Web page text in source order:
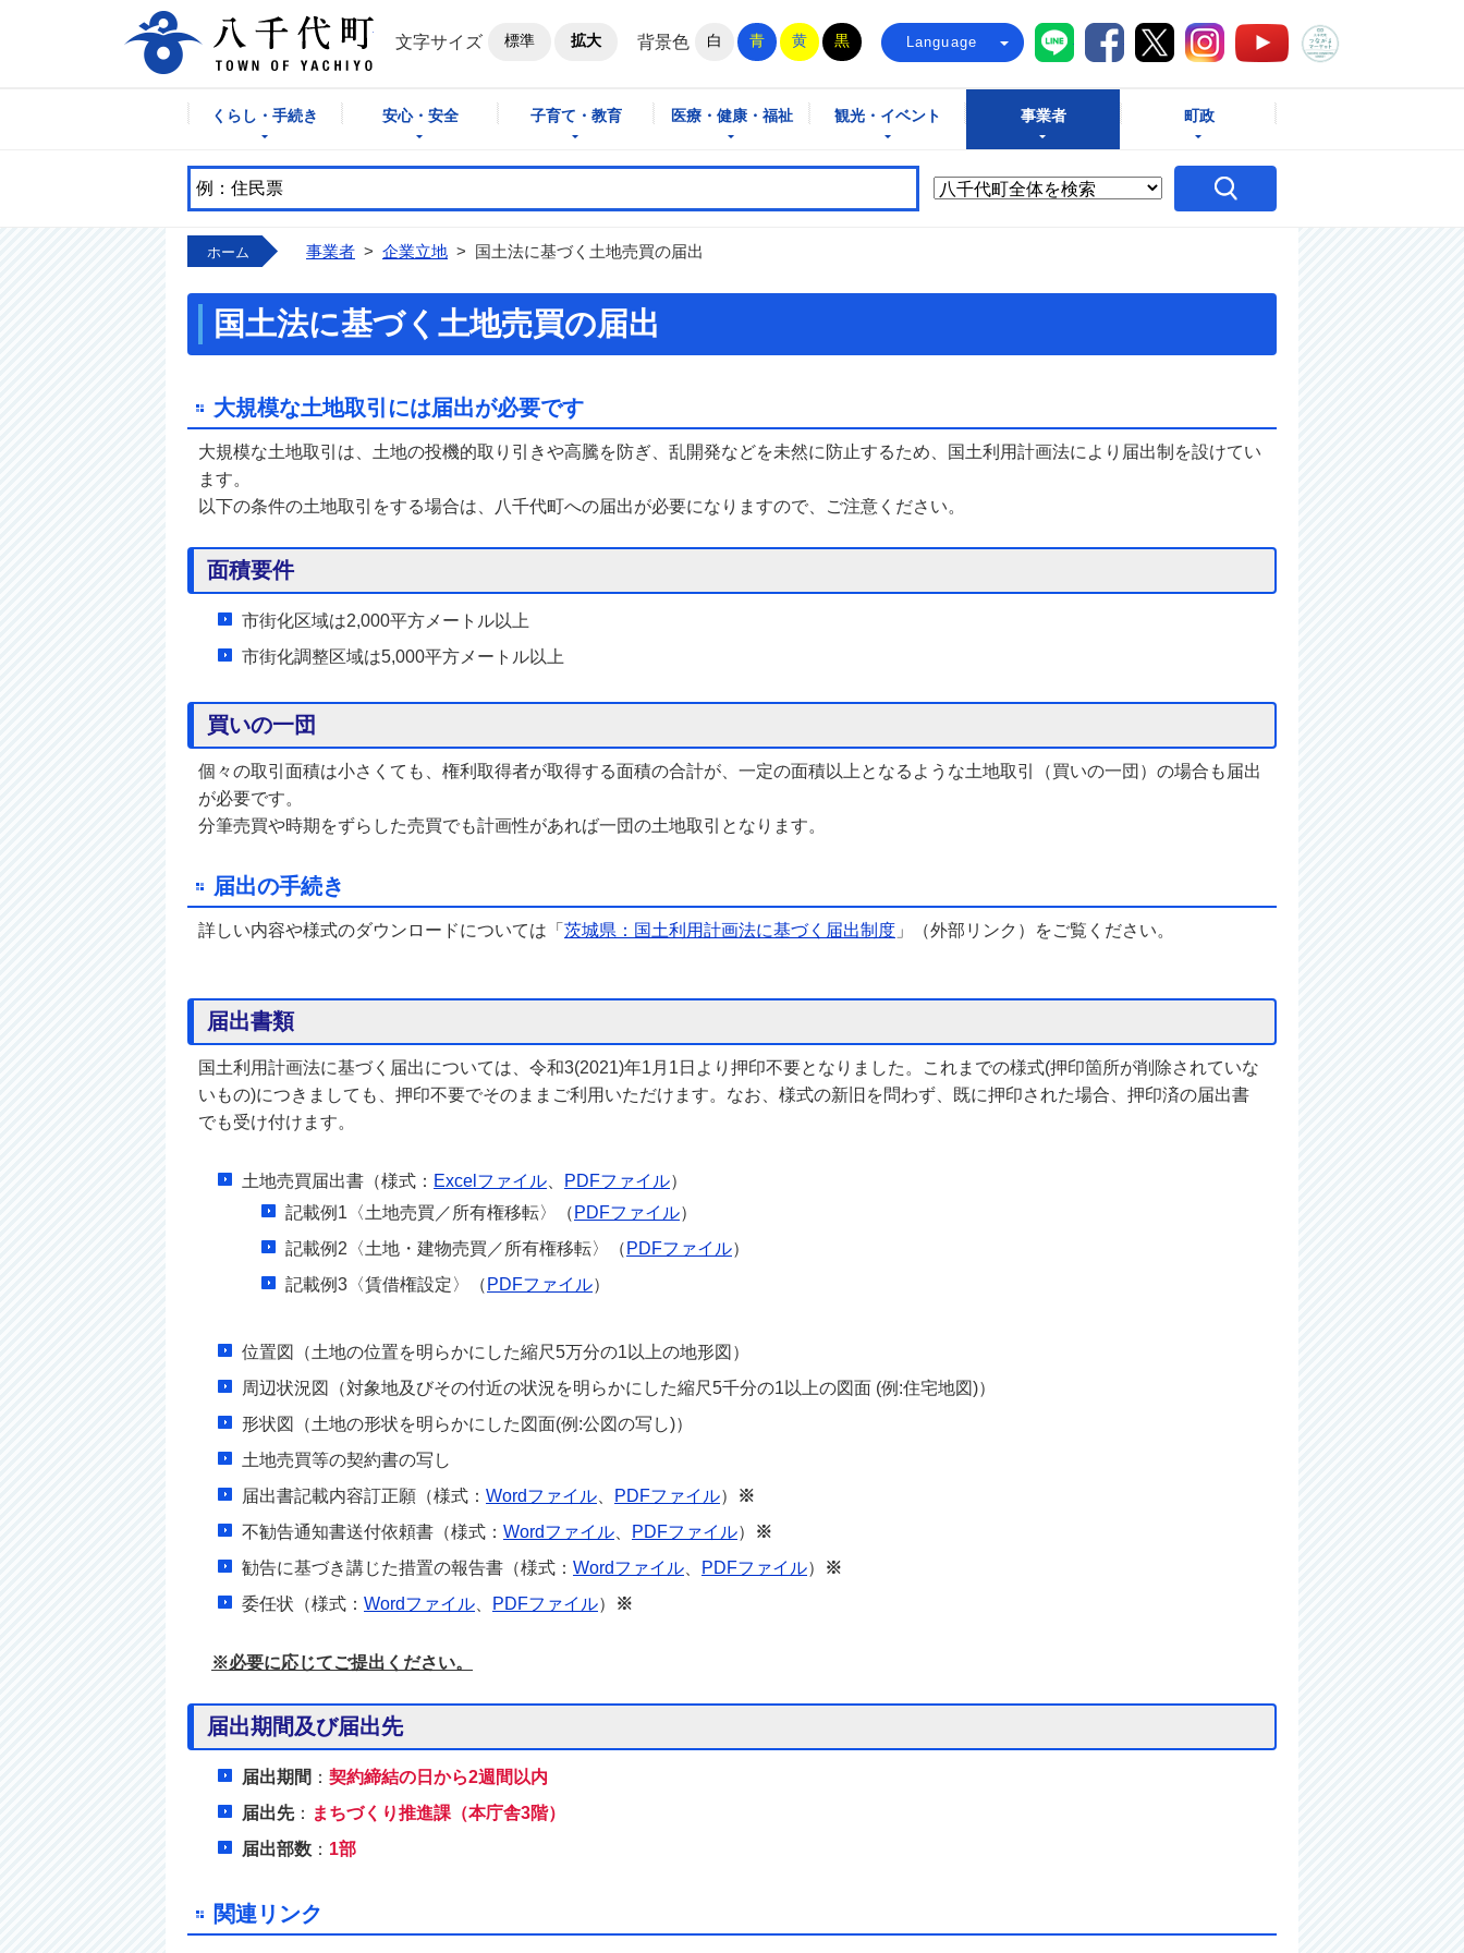
八千代町公式ホームページ
文字サイズ
標準 拡大 背景色 白 青 黄 黒 Language 八千代町LINE
八千代町Facebook
八千代町X八千代町Instagram八千代町YouTube
くらし・手続き 安心・安全 子育て・教育 医療・健康・福祉 観光・イベント 事業者 町政
ホーム 事業者 > 企業立地 > 国土法に基づく土地売買の届出
国土法に基づく土地売買の届出
大規模な土地取引には届出が必要です
大規模な土地取引は、土地の投機的取り引きや高騰を防ぎ、乱開発などを未然に防止するため、国土利用計画法により届出制を設けてい
ます。
以下の条件の土地取引をする場合は、八千代町への届出が必要になりますので、ご注意ください。
面積要件
市街化区域は2,000平方メートル以上
市街化調整区域は5,000平方メートル以上
買いの一団
個々の取引面積は小さくても、権利取得者が取得する面積の合計が、一定の面積以上となるような土地取引（買いの一団）の場合も届出
が必要です。
分筆売買や時期をずらした売買でも計画性があれば一団の土地取引となります。
届出の手続き
詳しい内容や様式のダウンロードについては「 茨城県：国土利用計画法に基づく届出制度 」（外部リンク）をご覧ください。
届出書類
国土利用計画法に基づく届出については、令和3(2021)年1月1日より押印不要となりました。これまでの様式(押印箇所が削除されていな
いもの)につきましても、押印不要でそのままご利用いただけます。なお、様式の新旧を問わず、既に押印された場合、押印済の届出書
でも受け付けます。
土地売買届出書（様式： Excelファイル PDFファイル）
記載例1〈土地売買／所有権移転〉（ PDFファイル）
記載例2〈土地・建物売買／所有権移転〉（ PDFファイル）
記載例3〈賃借権設定〉（ PDFファイル）
位置図（土地の位置を明らかにした縮尺5万分の1以上の地形図）
周辺状況図（対象地及びその付近の状況を明らかにした縮尺5千分の1以上の図面 (例:住宅地図)）
形状図（土地の形状を明らかにした図面(例:公図の写し)）
土地売買等の契約書の写し
届出書記載内容訂正願（様式： Wordファイル PDFファイル）
※
不勧告通知書送付依頼書（様式： Wordファイル PDFファイル）
※
勧告に基づき講じた措置の報告書（様式： Wordファイル PDFファイル）
※
委任状（様式： Wordファイル PDFファイル） ※
※必要に応じてご提出ください。
届出期間及び届出先
届出期間 ： 契約締結の日から2週間以内
届出先： まちづくり推進課（本庁舎3階）
届出部数 ： 1部
関連リンク